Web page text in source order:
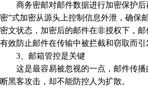
商务密邮对邮件数据进行加密保护后
密”式加密从源头上控制信息外泄，确保
密文状态，加密后的邮件在非授权下，邮
有效防止邮件在传输中被拦截和窃取而引
3、邮箱管控是关键
这是最容易被忽视的一点，邮件传播
断黑客攻击，却不能防控人为扩散。